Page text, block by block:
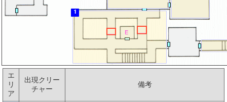
エ
リ
ア
出現クリー
チャー
備考